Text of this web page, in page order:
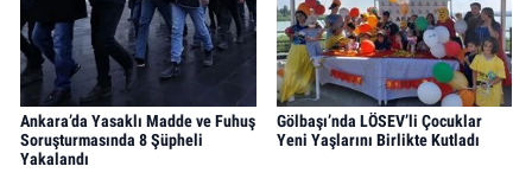
Ankara’da Yasaklı Madde ve Fuhuş
Soruşturmasında 8 Şüpheli
Yakalandı
Gölbaşı’nda LÖSEV’li Çocuklar
Yeni Yaşlarını Birlikte Kutladı